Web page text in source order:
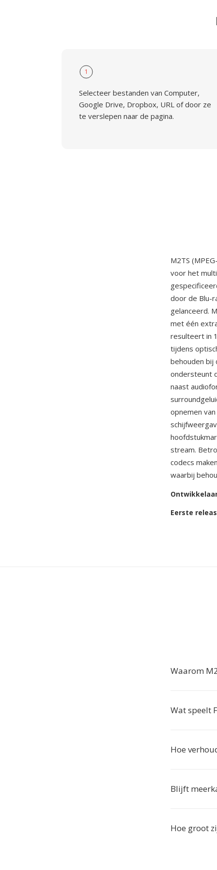
1
Selecteer bestanden van Computer,
Google Drive, Dropbox, URL of door ze
te verslepen naar de pagina.
M2TS
voor het
door de Blu-
gelanceerd.
met één
resulteert in
tijdens
behouden bij
ondersteunt
naast
opnemen
stream.
codecs
waarbij
Eerste
Waarom
Wat speelt
Hoe
Blijft
Hoe groot